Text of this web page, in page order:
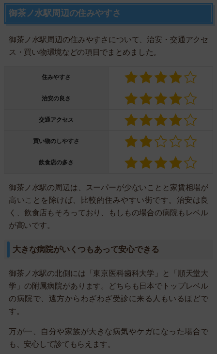
御茶ノ水駅周辺の住みやすさ
御茶ノ水駅周辺の住みやすさについて、治安・交通アクセ
ス・買い物環境などの項目でまとめました。
住みやすさ
治安の良さ
交通アクセス
買い物のしやすさ
飲食店の多さ
御茶ノ水駅の周辺は、スーパーが少ないことと家賃相場が
高いことを除けば、比較的住みやすい街です。治安は良
く、飲食店もそろっており、もしもの場合の病院もレベル
が高いです。
大きな病院がいくつもあって安心できる
御茶ノ水駅の北側には「東京医科歯科大学」と「順天堂大
学」の附属病院があります。どちらも日本でトップレベル
の病院で、遠方からわざわざ受診に来る人もいるほどで
す。
万が一、自分や家族が大きな病気やケガになった場合で
も、安心して診てもらえます。